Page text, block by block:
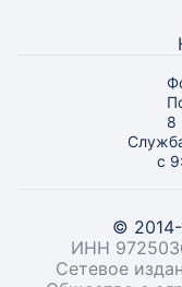
8
с
©
ИНН
Сетевое